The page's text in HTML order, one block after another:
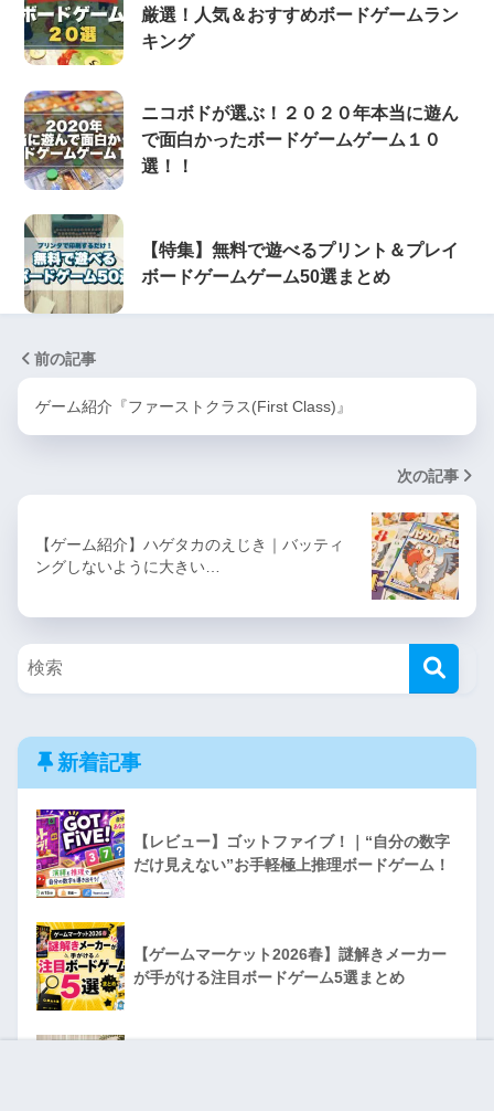
厳選！人気＆おすすめボードゲームラン
キング
ニコボドが選ぶ！２０２０年本当に遊ん
で面白かったボードゲームゲーム１０
選！！
【特集】無料で遊べるプリント＆プレイ
ボードゲームゲーム50選まとめ
前の記事
ゲーム紹介『ファーストクラス(First Class)』
次の記事
【ゲーム紹介】ハゲタカのえじき｜バッティ
ングしないように大きい…
新着記事
【レビュー】ゴットファイブ！｜“自分の数字
だけ見えない”お手軽極上推理ボードゲーム！
【ゲームマーケット2026春】謎解きメーカー
が手がける注目ボードゲーム5選まとめ